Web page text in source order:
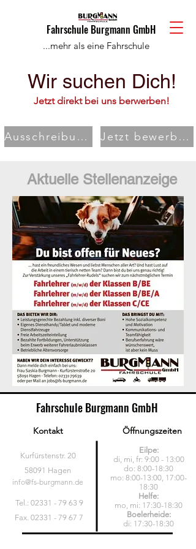
Fahrschule Burgmann GmbH
...mehr als eine Fahrschule
Wir suchen Dich!
Jetzt direkt bei uns berwerben!
Ausschreibung Jetzt bewerben!
Aktuelle Stellenanzeige
Fahrschule Burgmann GmbH
Kontakt Öffnungszeiten
Kurfürstenstr. 20
info@fs-burgmann.de
58091 Hagen
Tel.: 02331 - 79 63 9
Fax. 02331 - 79 67 7
Eilpe:
di, mi, fr: 9:00 - 13:00
do: 8:00-18:30
mo: 8:00-13:00, 17:00-
18:30
Helfe:
mo, mi: 17:30-18:30
Boelerheide:
di: 17:30-18:30